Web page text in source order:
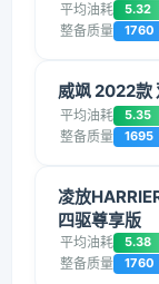
平均油耗 5.32
整备质量 1760
威飒 2022款
平均油耗 5.35
整备质量 1695
凌放
四驱尊享版
平均油耗 5.38
整备质量 1760